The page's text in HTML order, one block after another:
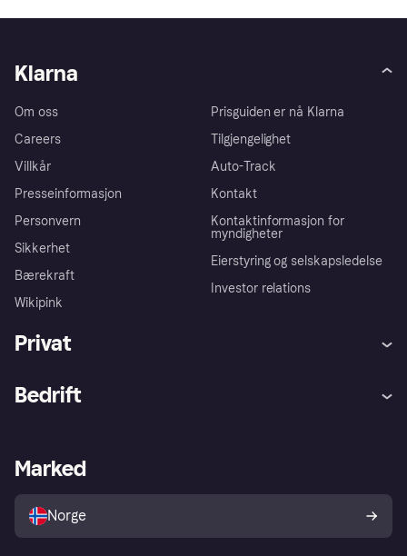
Klarna
Om oss
Careers
Villkår
Presseinformasjon
Personvern
Sikkerhet
Bærekraft
Wikipink
Prisguiden er nå Klarna
Tilgjengelighet
Auto-Track
Kontakt
Kontaktinformasjon for
myndigheter
Eierstyring og selskapsledelse
Investor relations
Privat
Utforsk butikker
Bedrift
Merchant portal
Marked
Norge